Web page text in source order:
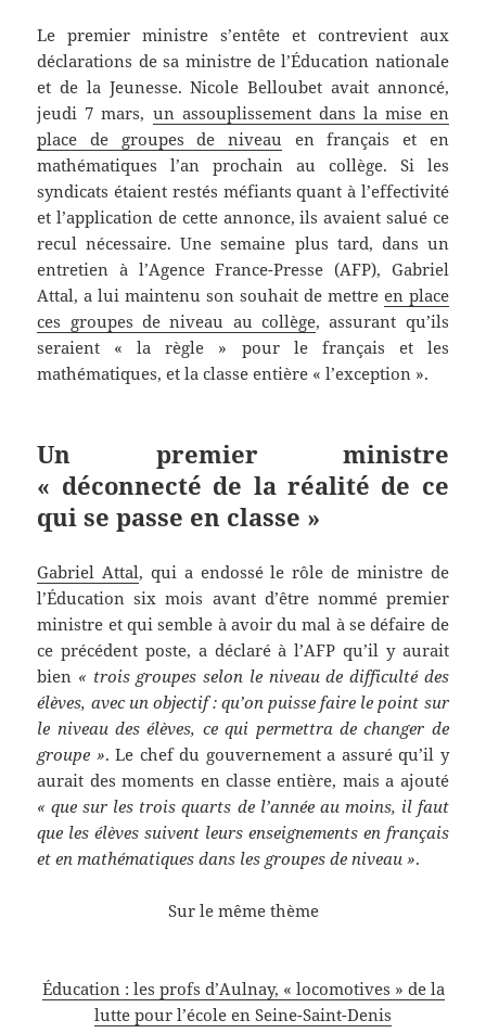
Le premier ministre s’entête et contrevient aux
déclarations de sa ministre de l’Éducation nationale
et de la Jeunesse. Nicole Belloubet avait annoncé,
jeudi 7 mars, un assouplissement dans la mise en
place de groupes de niveau en français et en
mathématiques l’an prochain au collège. Si les
syndicats étaient restés méfiants quant à l’effectivité
et l’application de cette annonce, ils avaient salué ce
recul nécessaire. Une semaine plus tard, dans un
entretien à l’Agence France-Presse (AFP), Gabriel
Attal, a lui maintenu son souhait de mettre en place
ces groupes de niveau au collège, assurant qu’ils
seraient « la règle » pour le français et les
mathématiques, et la classe entière « l’exception ».
Un premier ministre
« déconnecté de la réalité de ce
qui se passe en classe »
Gabriel Attal, qui a endossé le rôle de ministre de
l’Éducation six mois avant d’être nommé premier
ministre et qui semble à avoir du mal à se défaire de
ce précédent poste, a déclaré à l’AFP qu’il y aurait
bien « trois groupes selon le niveau de difficulté des
élèves, avec un objectif : qu’on puisse faire le point sur
le niveau des élèves, ce qui permettra de changer de
groupe ». Le chef du gouvernement a assuré qu’il y
aurait des moments en classe entière, mais a ajouté
« que sur les trois quarts de l’année au moins, il faut
que les élèves suivent leurs enseignements en français
et en mathématiques dans les groupes de niveau ».
Sur le même thème
Éducation : les profs d’Aulnay, « locomotives » de la
lutte pour l’école en Seine-Saint-Denis